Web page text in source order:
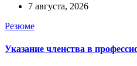
7 августа, 2026
Резюме
Указание членства в